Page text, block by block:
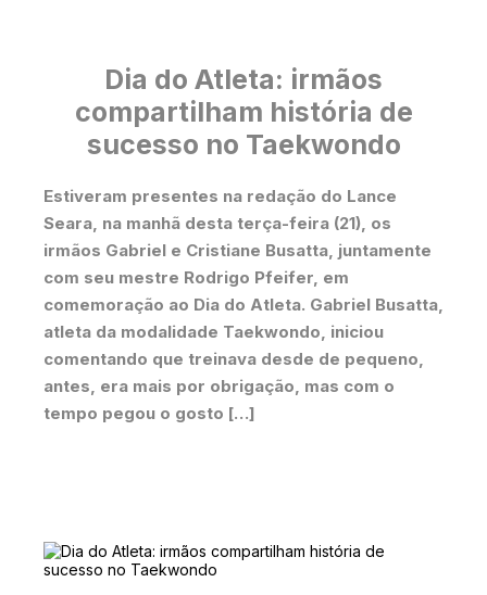
Dia do Atleta: irmãos
compartilham história de
sucesso no Taekwondo
Estiveram presentes na redação do Lance
Seara, na manhã desta terça-feira (21), os
irmãos Gabriel e Cristiane Busatta, juntamente
com seu mestre Rodrigo Pfeifer, em
comemoração ao Dia do Atleta. Gabriel Busatta,
atleta da modalidade Taekwondo, iniciou
comentando que treinava desde de pequeno,
antes, era mais por obrigação, mas com o
tempo pegou o gosto […]